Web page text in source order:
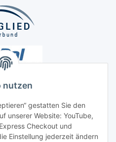
nutzen
gestatten Sie den
unserer Website: YouTube,
Checkout und
Einstellung jederzeit ändern